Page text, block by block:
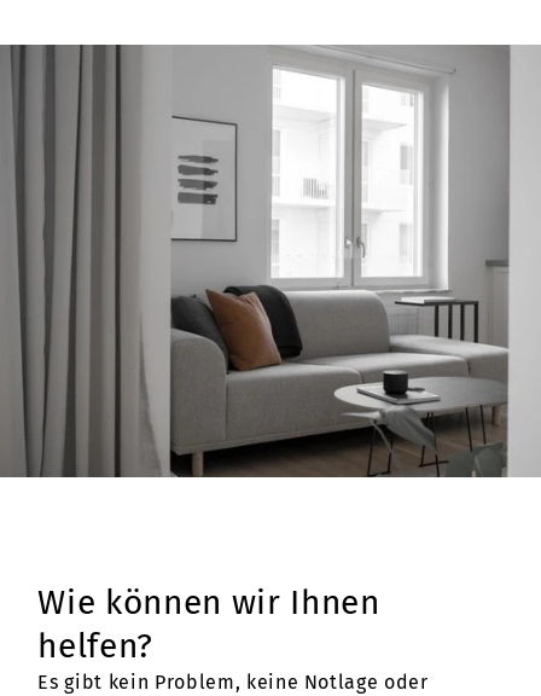
Wie können wir Ihnen
helfen?
Es gibt kein Problem, keine Notlage oder